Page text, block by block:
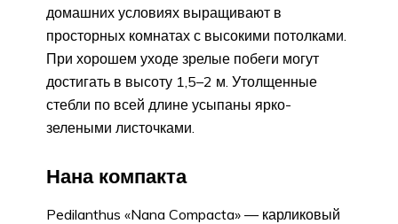
домашних условиях выращивают в
просторных комнатах с высокими потолками.
При хорошем уходе зрелые побеги могут
достигать в высоту 1,5–2 м. Утолщенные
стебли по всей длине усыпаны ярко-
зелеными листочками.
Нана компакта
Pedilanthus «Nana Compacta» — карликовый